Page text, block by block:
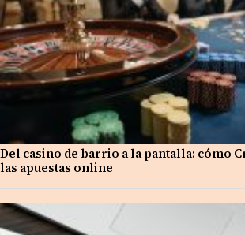
Del casino de barrio a la pantalla: cómo
las apuestas online